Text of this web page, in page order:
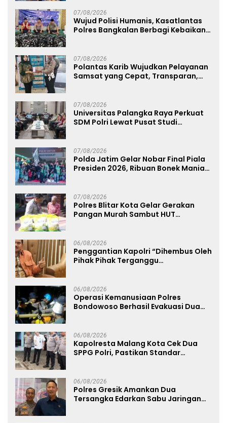
07/08/2026
Wujud Polisi Humanis, Kasatlantas
Polres Bangkalan Berbagi Kebaikan
07/08/2026
Polantas Karib Wujudkan Pelayanan
Samsat yang Cepat, Transparan,
07/08/2026
Universitas Palangka Raya Perkuat
SDM Polri Lewat Pusat Studi
07/08/2026
Polda Jatim Gelar Nobar Final Piala
Presiden 2026, Ribuan Bonek Mania
07/08/2026
Polres Blitar Kota Gelar Gerakan
Pangan Murah Sambut HUT
06/08/2026
Penggantian Kapolri “Dihembus Oleh
Pihak Pihak Terganggu
06/08/2026
Operasi Kemanusiaan Polres
Bondowoso Berhasil Evakuasi Dua
06/08/2026
Kapolresta Malang Kota Cek Dua
SPPG Polri, Pastikan Standar
06/08/2026
Polres Gresik Amankan Dua
Tersangka Edarkan Sabu Jaringan